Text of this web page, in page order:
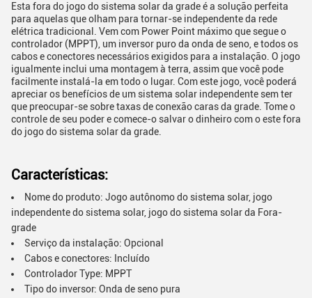
Esta fora do jogo do sistema solar da grade é a solução perfeita
para aquelas que olham para tornar-se independente da rede
elétrica tradicional. Vem com Power Point máximo que segue o
controlador (MPPT), um inversor puro da onda de seno, e todos os
cabos e conectores necessários exigidos para a instalação. O jogo
igualmente inclui uma montagem à terra, assim que você pode
facilmente instalá-la em todo o lugar. Com este jogo, você poderá
apreciar os benefícios de um sistema solar independente sem ter
que preocupar-se sobre taxas de conexão caras da grade. Tome o
controle de seu poder e comece-o salvar o dinheiro com o este fora
do jogo do sistema solar da grade.
Características:
Nome do produto: Jogo autônomo do sistema solar, jogo
independente do sistema solar, jogo do sistema solar da Fora-
grade
Serviço da instalação: Opcional
Cabos e conectores: Incluído
Controlador Type: MPPT
Tipo do inversor: Onda de seno pura